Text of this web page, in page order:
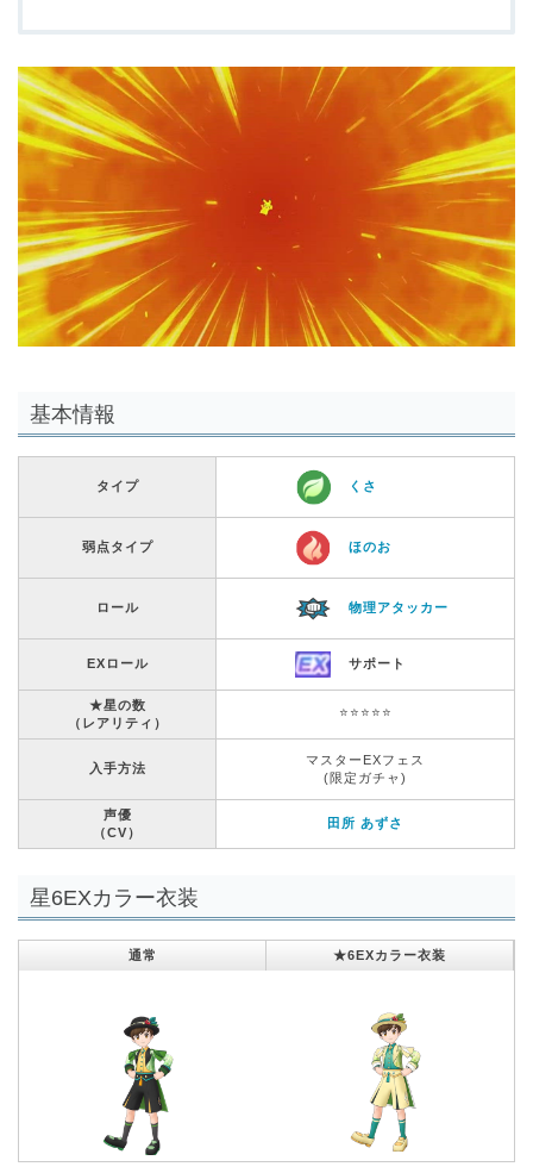
00:00 /01:00
基本情報
タイプ くさ
弱点タイプ ほのお
ロール 物理アタッカー
EXロール サポート
★星の数
（レアリティ）
⭐️⭐️⭐️⭐️⭐️
入手方法
マスターEXフェス
(限定ガチャ)
声優
（CV）
田所 あずさ
星6EXカラー衣装
通常 ★6EXカラー衣装